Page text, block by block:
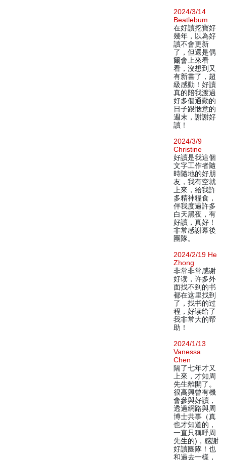
2024/3/14
Beatlebum
在好讀挖寶好
幾年，以為好
讀不會更新
了，但還是偶
爾會上來看
看，沒想到又
有新書了，超
級感動！好讀
真的陪我渡過
好多個通勤的
日子跟愜意的
週末，謝謝好
讀！
2024/3/9
Christine
好讀是我這個
文字工作者隨
時隨地的好朋
友，我有空就
上來，給我許
多精神糧食，
伴我度過許多
白天黑夜，有
好讀，真好！
非常感謝幕後
團隊。
2024/2/19 He
Zhong
非常非常感谢
好读，许多外
面找不到的书
都在这里找到
了，找书的过
程，好读给了
我非常大的帮
助！
2024/1/13
Vanessa
Chen
隔了七年才又
上來，才知周
先生離開了。
很高興曾有機
會參與好讀，
透過網路與周
博士共事（真
也才知道的，
一直只稱呼周
先生的)，感謝
好讀團隊！也
和過去一樣，